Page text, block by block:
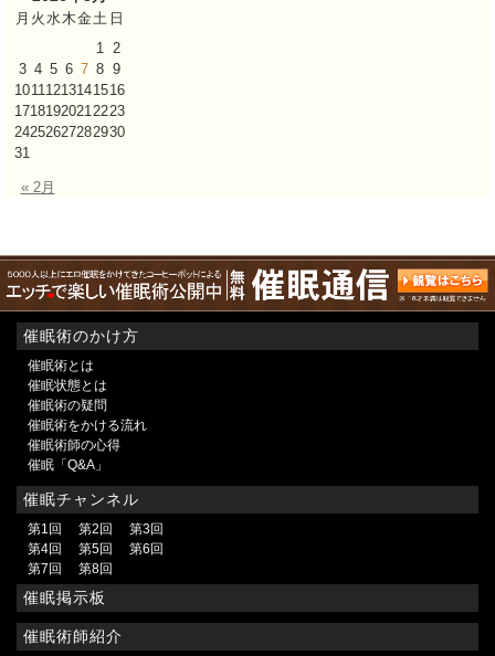
月 火 水木金土 日
« 2月
1 2
3 4 5 6 7 8 9
10111213141516
17181920212223
24252627282930
31
催眠術のかけ方
催眠術とは
催眠状態とは
催眠術の疑問
催眠術をかける流れ
催眠術師の心得
催眠「Q&A」
催眠チャンネル
第1回 第2回
第3回
第4回
第5回
第6回
第7回
第8回
催眠掲示板
催眠術師紹介